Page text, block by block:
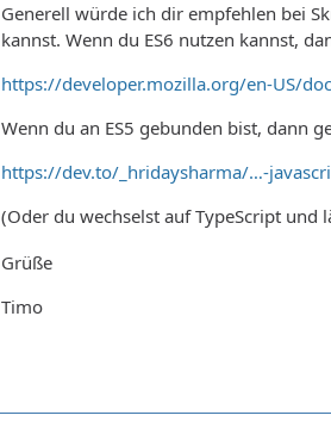
Generell würde ich dir empfehlen bei
kannst. Wenn du ES6 nutzen kannst,
https://developer.mozilla.org/en-US/
Wenn du an ES5 gebunden bist, dann
https://dev.to/_hridaysharma/…-
(Oder du wechselst auf TypeScript und
Grüße
Timo